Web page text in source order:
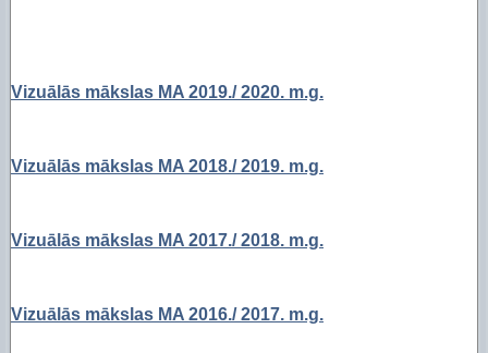
Vizuālās mākslas MA 2019./ 2020. m.g.
Vizuālās mākslas MA 2018./ 2019. m.g.
Vizuālās mākslas MA 2017./ 2018. m.g.
Vizuālās mākslas MA 2016./ 2017. m.g.